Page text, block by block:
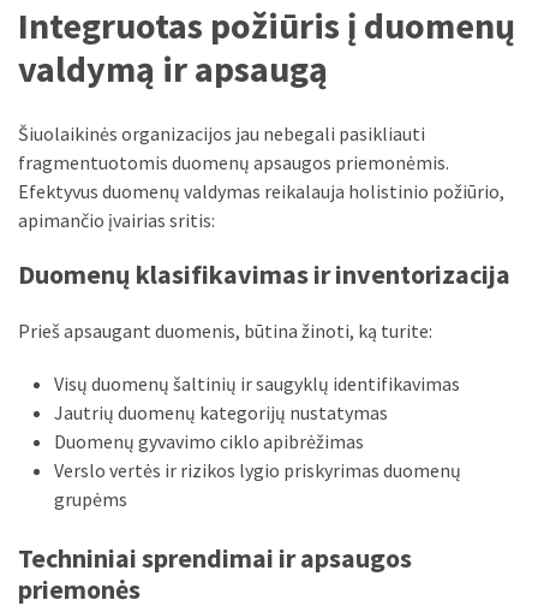
Integruotas požiūris į duomenų
valdymą ir apsaugą
Šiuolaikinės organizacijos jau nebegali pasikliauti
fragmentuotomis duomenų apsaugos priemonėmis.
Efektyvus duomenų valdymas reikalauja holistinio požiūrio,
apimančio įvairias sritis:
Duomenų klasifikavimas ir inventorizacija
Prieš apsaugant duomenis, būtina žinoti, ką turite:
Visų duomenų šaltinių ir saugyklų identifikavimas
Jautrių duomenų kategorijų nustatymas
Duomenų gyvavimo ciklo apibrėžimas
Verslo vertės ir rizikos lygio priskyrimas duomenų
grupėms
Techniniai sprendimai ir apsaugos
priemonės